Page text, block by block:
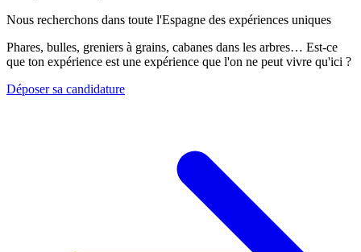
Nous recherchons dans toute l'Espagne des expériences uniques
Phares, bulles, greniers à grains, cabanes dans les arbres… Est-ce
que ton expérience est une expérience que l'on ne peut vivre qu'ici ?
Déposer sa candidature